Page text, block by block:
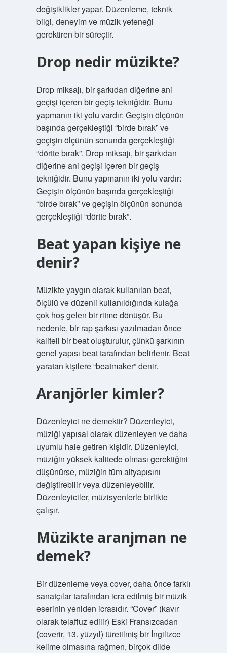
değişiklikler yapar. Düzenleme, teknik
bilgi, deneyim ve müzik yeteneği
gerektiren bir süreçtir.
Drop nedir müzikte?
Drop miksajı, bir şarkıdan diğerine ani
geçişi içeren bir geçiş tekniğidir. Bunu
yapmanın iki yolu vardır: Geçişin ölçünün
başında gerçekleştiği “birde bırak” ve
geçişin ölçünün sonunda gerçekleştiği
“dörtte bırak”. Drop miksajı, bir şarkıdan
diğerine ani geçişi içeren bir geçiş
tekniğidir. Bunu yapmanın iki yolu vardır:
Geçişin ölçünün başında gerçekleştiği
“birde bırak” ve geçişin ölçünün sonunda
gerçekleştiği “dörtte bırak”.
Beat yapan kişiye ne
denir?
Müzikte yaygın olarak kullanılan beat,
ölçülü ve düzenli kullanıldığında kulağa
çok hoş gelen bir ritme dönüşür. Bu
nedenle, bir rap şarkısı yazılmadan önce
kaliteli bir beat oluşturulur, çünkü şarkının
genel yapısı beat tarafından belirlenir. Beat
yaratan kişilere “beatmaker” denir.
Aranjörler kimler?
Düzenleyici ne demektir? Düzenleyici,
müziği yapısal olarak düzenleyen ve daha
uyumlu hale getiren kişidir. Düzenleyici,
müziğin yüksek kalitede olması gerektiğini
düşünürse, müziğin tüm altyapısını
değiştirebilir veya düzenleyebilir.
Düzenleyiciler, müzisyenlerle birlikte
çalışır.
Müzikte aranjman ne
demek?
Bir düzenleme veya cover, daha önce farklı
sanatçılar tarafından icra edilmiş bir müzik
eserinin yeniden icrasıdır. “Cover” (kavır
olarak telaffuz edilir) Eski Fransızcadan
(coverir, 13. yüzyıl) türetilmiş bir İngilizce
kelime olmasına rağmen, birçok dilde